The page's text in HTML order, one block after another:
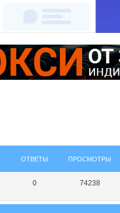
ОТВЕТЫ ПРОСМОТРЫ
0 74238